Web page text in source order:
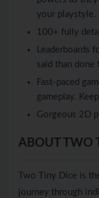
your playstyle.
100+ fully
Leaderboards
said than done
Fast-paced
gameplay.
Gorgeous 2D
ABOUT TWO
Two Tiny Dice is
journey through